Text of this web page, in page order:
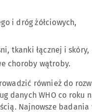
i dróg żółciowych,
tkanki łącznej i skóry,
choroby wątroby.
również do
danych WHO co
Najnowsze